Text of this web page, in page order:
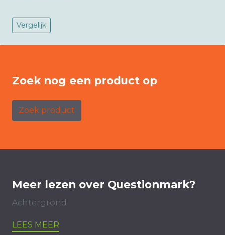
Vergelijk
Zoek nog een product op
Zoek product
Meer lezen over Questionmark?
Achtergrond
LEES MEER